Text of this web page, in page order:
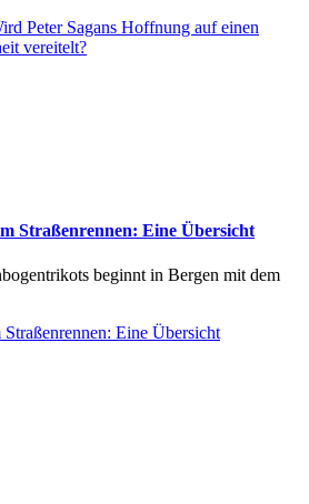
Peter Sagans Hoffnung auf einen
vereitelt?
Straßenrennen: Eine Übersicht
beginnt in Bergen mit dem
Eine Übersicht